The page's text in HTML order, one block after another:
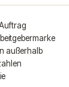
außerhalb